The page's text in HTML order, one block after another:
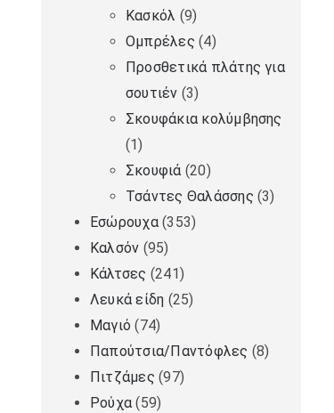
Κασκόλ (9)
Ομπρέλες (4)
Προσθετικά πλάτης για
σουτιέν (3)
Σκουφάκια κολύμβησης
(1)
Σκουφιά (20)
Τσάντες Θαλάσσης (3)
Εσώρουχα (353)
Καλσόν (95)
Κάλτσες (241)
Λευκά είδη (25)
Μαγιό (74)
Παπούτσια/Παντόφλες (8)
Πιτζάμες (97)
Ρούχα (59)